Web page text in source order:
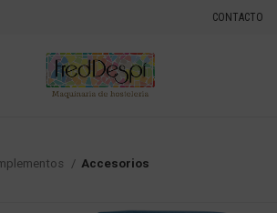
CONTACTO
Accesorios